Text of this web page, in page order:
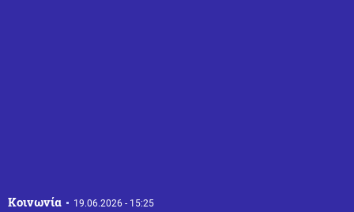
Κοινωνία 19.06.2026 - 15:25